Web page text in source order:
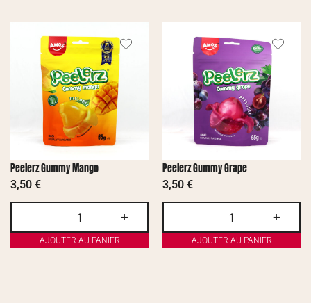
Peelerz Gummy Mango
3,50 €
- +
AJOUTER AU PANIER
Peelerz Gummy Grape
3,50 €
- +
AJOUTER AU PANIER